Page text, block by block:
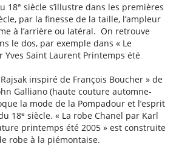
18e siècle s’illustre dans les premières
par la finesse de la taille, l’ampleur
à l’arrière ou latéral. On retrouve
le dos, par exemple dans « Le
Yves Saint Laurent Printemps été
Rajsak inspiré de François Boucher » de
Galliano (haute couture automne-
la mode de la Pompadour et l’esprit
18e siècle. « La robe Chanel par Karl
printemps été 2005 » est construite
robe à la piémontaise.